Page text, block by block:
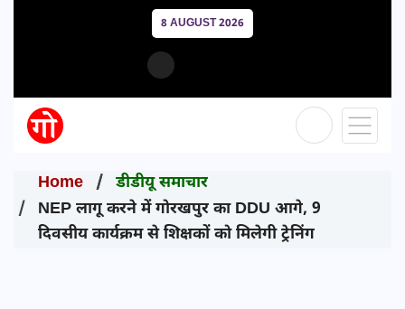
8 AUGUST 2026
Home
डीडीयू समाचार
NEP लागू करने में गोरखपुर का DDU आगे, 9
दिवसीय कार्यक्रम से शिक्षकों को मिलेगी ट्रेनिंग